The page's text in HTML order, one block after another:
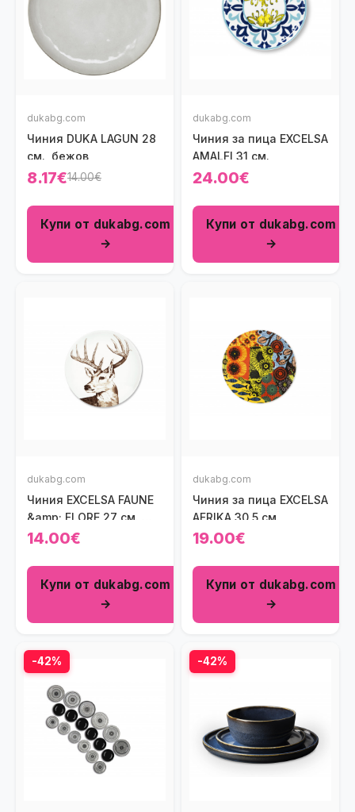
dukabg.com
Чиния DUKA LAGUN 28
см., бежов
8.17€14.00€
Купи от dukabg.com
→
dukabg.com
Чиния за пица EXCELSA
AMALFI 31 см.
24.00€
Купи от dukabg.com
→
dukabg.com
Чиния EXCELSA FAUNE
&amp; FLORE 27 см.,
елен
14.00€
Купи от dukabg.com
→
dukabg.com
Чиния за пица EXCELSA
AFRIKA 30,5 см.
19.00€
Купи от dukabg.com
→
-42% -42%